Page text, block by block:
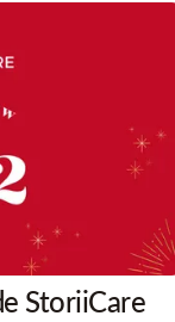
StoriiCare